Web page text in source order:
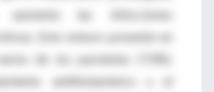
aumenta las infecciones
Esto estuvo presente en
de los pacientes (73%).
antihistamínico y el